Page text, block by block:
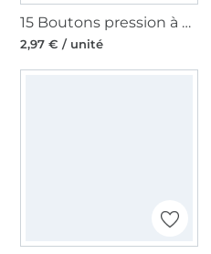
15 Boutons pression à coudre 16 mm, anthracite
2,97 € / unité